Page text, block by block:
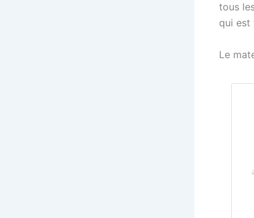
tous
qui est
Le